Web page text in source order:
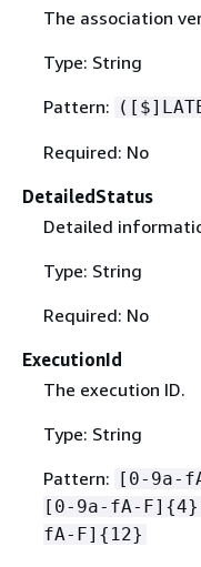
The association
Type: String
Pattern:
Required: No
DetailedStatus
Detailed
Type: String
Required: No
ExecutionId
The execution ID.
Type: String
Pattern: [0-9a-
[0-9a-fA-F] {
fA-F] { 12}